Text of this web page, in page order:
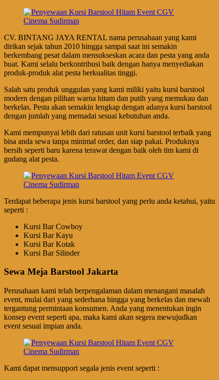
CV. BINTANG JAYA RENTAL nama perusahaan yang kami
dirikan sejak tahun 2010 hingga sampai saat ini semakin
berkembang pesat dalam mensukseskan acara dan pesta yang anda
buat. Kami selalu berkontribusi baik dengan hanya menyediakan
produk-produk alat pesta berkualitas tinggi.
Salah satu produk unggulan yang kami miliki yaitu kursi barstool
modern dengan pilihan warna hitam dan putih yang memukau dan
berkelas. Pesta akan semakin lengkap dengan adanya kursi barstool
dengan jumlah yang memadai sesuai kebutuhan anda.
Kami mempunyai lebih dari ratusan unit kursi barstool terbaik yang
bisa anda sewa tanpa minimal order, dan siap pakai. Produknya
bersih seperti baru karena terawat dengan baik oleh tim kami di
gudang alat pesta.
Terdapat beberapa jenis kursi barstool yang perlu anda ketahui, yaitu
seperti :
Kursi Bar Cowboy
Kursi Bar Kayu
Kursi Bar Kotak
Kursi Bar Silinder
Sewa Meja Barstool Jakarta
Perusahaan kami telah berpengalaman dalam menangani masalah
event, mulai dari yang sederhana hingga yang berkelas dan mewah
tergantung permintaan konsumen. Anda yang menentukan ingin
konsep event seperti apa, maka kami akan segera mewujudkan
event sesuai impian anda.
Kami dapat mensupport segala jenis event seperti :